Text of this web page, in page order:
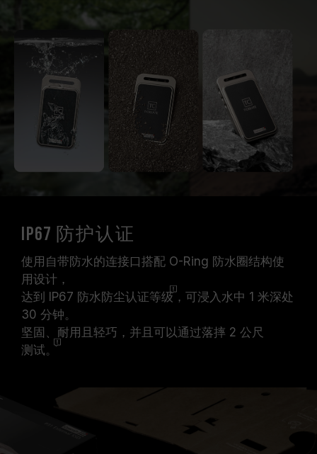
IP67 防护认证
使用自带防水的连接口搭配 O-Ring 防水圈结构使
用设计，
达到 IP67 防水防尘认证等级，可浸入水中 1 米深处
30 分钟。
坚固、耐用且轻巧，并且可以通过落摔 2 公尺
测试。